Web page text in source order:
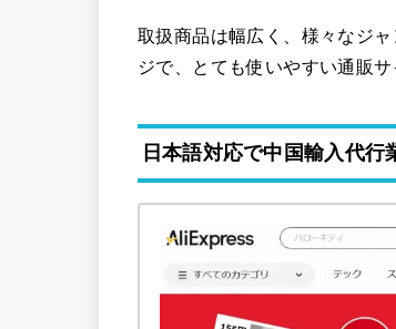
取扱商品は幅広く、様々なジ
ジで、とても使いやすい通販サ
日本語対応で中国輸入代